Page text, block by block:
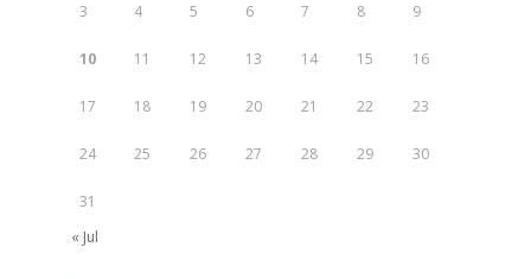
3 4 5 6 7 8 9
10 11 12 13 14 15 16
17 18 19 20 21 22 23
24 25 26 27 28 29 30
31
« Jul